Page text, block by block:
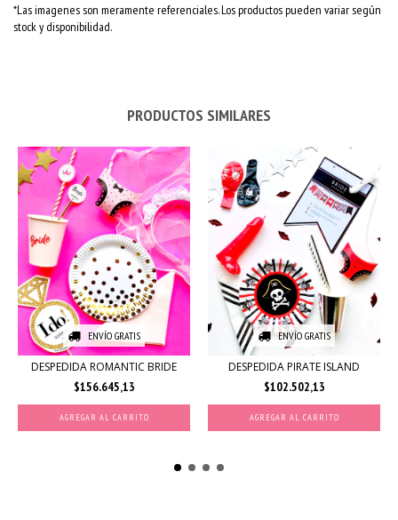
*Las imagenes son meramente referenciales. Los productos pueden variar según
stock y disponibilidad.
PRODUCTOS SIMILARES
ENVÍO GRATIS
DESPEDIDA ROMANTIC BRIDE
$156.645,13
AGREGAR AL CARRITO
ENVÍO GRATIS
DESPEDIDA PIRATE ISLAND
$102.502,13
AGREGAR AL CARRITO